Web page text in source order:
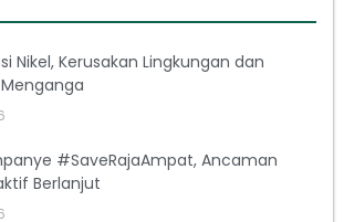
Nikel, Kerusakan Lingkungan dan
#SaveRajaAmpat, Ancaman
Berlanjut